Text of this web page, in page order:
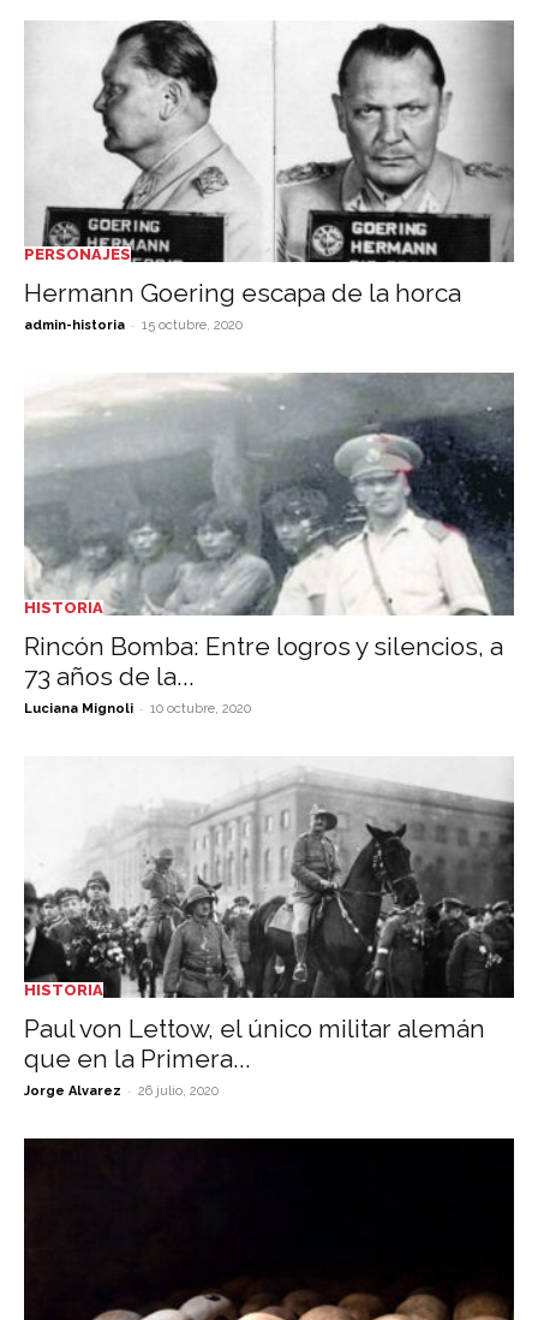
PERSONAJES
Hermann Goering escapa de la horca
admin-historia - 15 octubre, 2020
HISTORIA
Rincón Bomba: Entre logros y silencios, a
73 años de la...
Luciana Mignoli - 10 octubre, 2020
HISTORIA
Paul von Lettow, el único militar alemán
que en la Primera...
Jorge Alvarez - 26 julio, 2020